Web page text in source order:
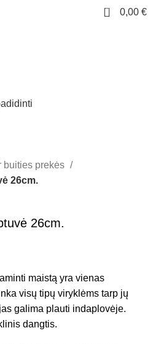
0 0,00 €
buities prekės
26cm.
26cm.
maistą yra vienas
visų tipų viryklėms tarp jų
galima plauti indaplovėje.
dangtis.